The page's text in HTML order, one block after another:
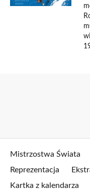
Mistrzostwa Świata
Reprezentacja
Kartka z kalendarza